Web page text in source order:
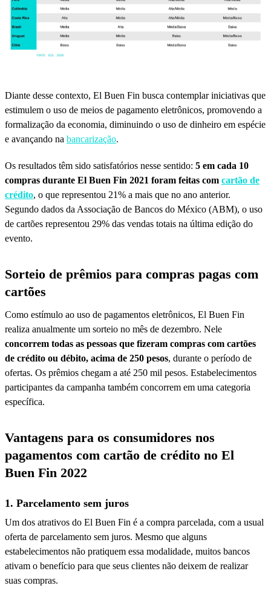
Diante desse contexto, El Buen Fin busca contemplar iniciativas que
estimulem o uso de meios de pagamento eletrônicos, promovendo a
formalização da economia, diminuindo o uso de dinheiro em espécie
e avançando na bancarização.
Os resultados têm sido satisfatórios nesse sentido: 5 em cada 10
compras durante El Buen Fin 2021 foram feitas com cartão de
crédito, o que representou 21% a mais que no ano anterior.
Segundo dados da Associação de Bancos do México (ABM), o uso
de cartões representou 29% das vendas totais na última edição do
evento.
Sorteio de prêmios para compras pagas com
cartões
Como estímulo ao uso de pagamentos eletrônicos, El Buen Fin
realiza anualmente um sorteio no mês de dezembro. Nele
concorrem todas as pessoas que fizeram compras com cartões
de crédito ou débito, acima de 250 pesos, durante o período de
ofertas. Os prêmios chegam a até 250 mil pesos. Estabelecimentos
participantes da campanha também concorrem em uma categoria
específica.
Vantagens para os consumidores nos
pagamentos com cartão de crédito no El
Buen Fin 2022
1. Parcelamento sem juros
Um dos atrativos do El Buen Fin é a compra parcelada, com a usual
oferta de parcelamento sem juros. Mesmo que alguns
estabelecimentos não pratiquem essa modalidade, muitos bancos
ativam o benefício para que seus clientes não deixem de realizar
suas compras.